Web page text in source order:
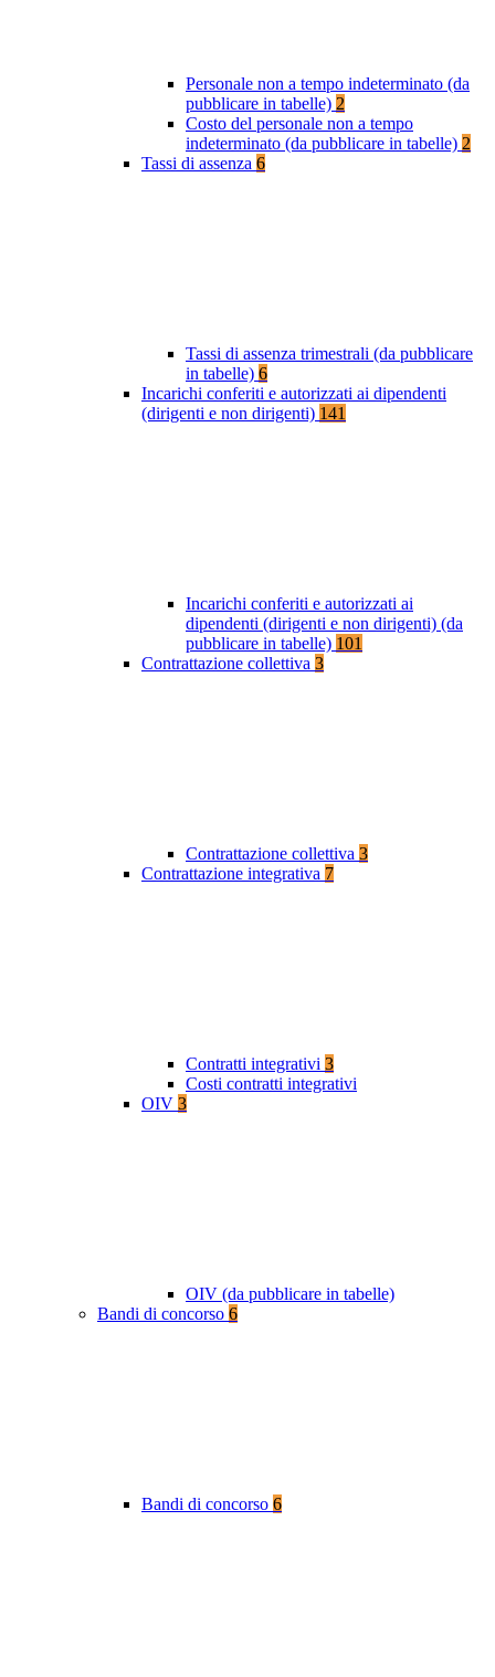
Personale non a tempo indeterminato (da
pubblicare in tabelle) 2
Costo del personale non a tempo
indeterminato (da pubblicare in tabelle) 2
Tassi di assenza 6
Tassi di assenza trimestrali (da pubblicare
in tabelle) 6
Incarichi conferiti e autorizzati ai dipendenti
(dirigenti e non dirigenti) 141
Incarichi conferiti e autorizzati ai
dipendenti (dirigenti e non dirigenti) (da
pubblicare in tabelle) 101
Contrattazione collettiva 3
Contrattazione collettiva 3
Contrattazione integrativa 7
Contratti integrativi 3
Costi contratti integrativi
OIV 3
OIV (da pubblicare in tabelle)
Bandi di concorso 6
Bandi di concorso 6